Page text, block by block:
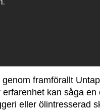
framförallt
kan såga
eller ölintresserad